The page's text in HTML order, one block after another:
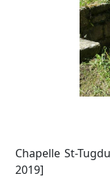
Chapelle St-
2019]